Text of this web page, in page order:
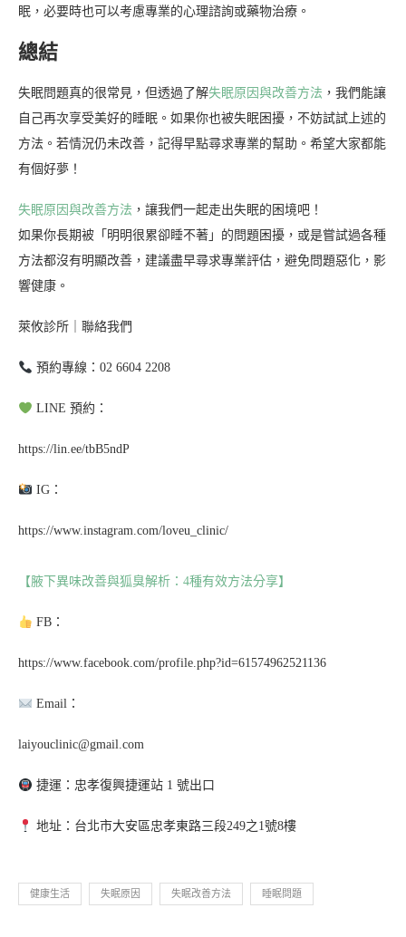
眠，必要時也可以考慮專業的心理諮詢或藥物治療。
總結
失眠問題真的很常見，但透過了解失眠原因與改善方法 ，我們能讓
自己再次享受美好的睡眠。如果你也被失眠困擾，不妨試試上述的
方法。若情況仍未改善，記得早點尋求專業的幫助。希望大家都能
有個好夢！
失眠原因與改善方法 ，讓我們一起走出失眠的困境吧！
如果你長期被「明明很累卻睡不著」的問題困擾，或是嘗試過各種
方法都沒有明顯改善，建議盡早尋求專業評估，避免問題惡化，影
響健康。
萊攸診所｜聯絡我們
預約專線：02 6604 2208
LINE 預約：
https://lin.ee/tbB5ndP
IG：
https://www.instagram.com/loveu_clinic/
【腋下異味改善與狐臭解析：4種有效方法分享】
FB：
https://www.facebook.com/profile.php?id=61574962521136
Email：
laiyouclinic@gmail.com
捷運：忠孝復興捷運站 1 號出口
地址：台北市大安區忠孝東路三段249之1號8樓
健康生活 失眠原因 失眠改善方法 睡眠問題